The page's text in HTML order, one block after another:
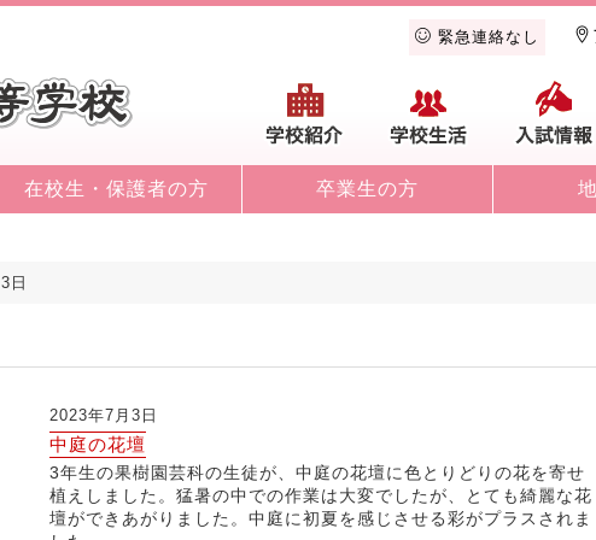
緊急連絡なし
学校紹介 学校生活
在校生・保護者の方 卒業生の方
3日
2023年7月3日
中庭の花壇
3年生の果樹園芸科の生徒が、中庭の花壇に色とりどりの花を寄せ
植えしました。猛暑の中での作業は大変でしたが、とても綺麗な花
壇ができあがりました。中庭に初夏を感じさせる彩がプラスされま